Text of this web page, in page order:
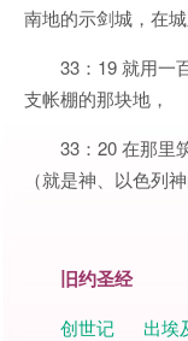
南地的示剑城，在
33：19 就用一
支帐棚的那块地，
33：20 在那里
（就是神、以色列
旧约圣经
创世记 出埃